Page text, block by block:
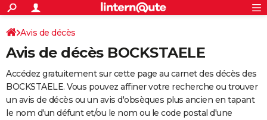
ACTUALITÉS
Politique
Société
Faits Divers
Education
Monde
Villes
+
SPORT
Coupe du monde 2026
Football
Tennis
Cyclisme
Rugby
Forum
Programme TV
TNT
Streaming
Cinéma
Sorties cinéma
Musique
+
FINANCE
Impôts
Immobilier
Risques naturels par ville
Banque
Assurance
Crédit
AUTO
Avis de décès
Avis de décès BOCKSTAELE
Accédez gratuitement sur cette page au carnet des décès des
BOCKSTAELE. Vous pouvez affiner votre recherche ou trouver
un avis de décès ou un avis d'obsèques plus ancien en tapant
le nom d'un défunt et/ou le nom ou le code postal d'une